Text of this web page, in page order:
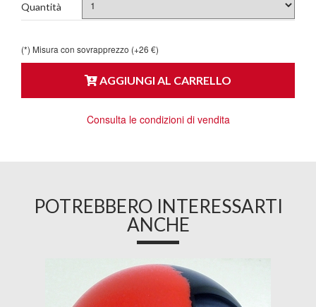
Quantità
(*) Misura con sovrapprezzo (+26 €)
AGGIUNGI AL CARRELLO
Consulta le condizioni di vendita
POTREBBERO INTERESSARTI
ANCHE